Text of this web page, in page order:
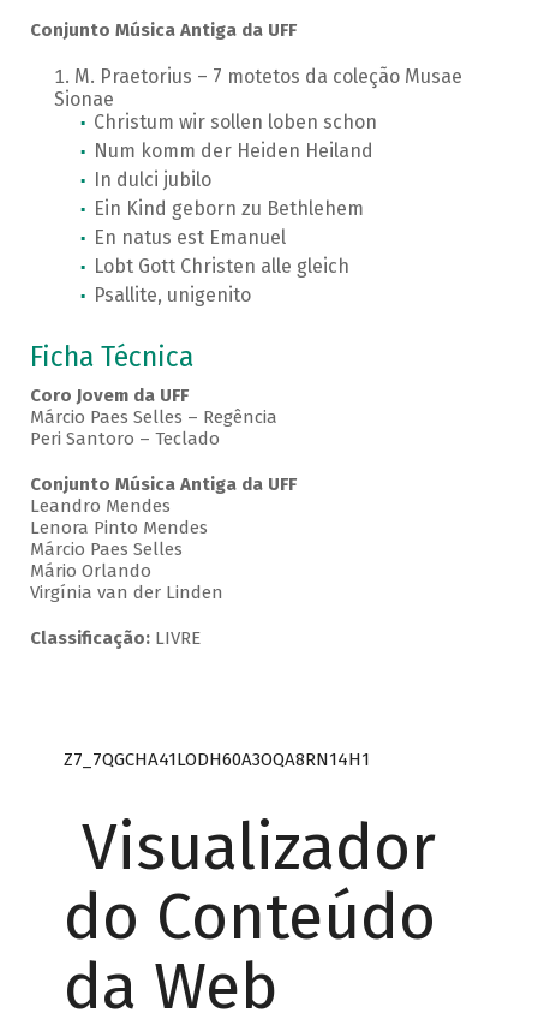
Conjunto Música Antiga da UFF
M. Praetorius – 7 motetos da coleção Musae
Sionae
Christum wir sollen loben schon
Num komm der Heiden Heiland
In dulci jubilo
Ein Kind geborn zu Bethlehem
En natus est Emanuel
Lobt Gott Christen alle gleich
Psallite, unigenito
Ficha Técnica
Coro Jovem da UFF
Márcio Paes Selles – Regência
Peri Santoro – Teclado
Conjunto Música Antiga da UFF
Leandro Mendes
Lenora Pinto Mendes
Márcio Paes Selles
Mário Orlando
Virgínia van der Linden
Classificação:LIVRE
Z7_7QGCHA41LODH60A3OQA8RN14H1
Visualizador
do Conteúdo
da Web